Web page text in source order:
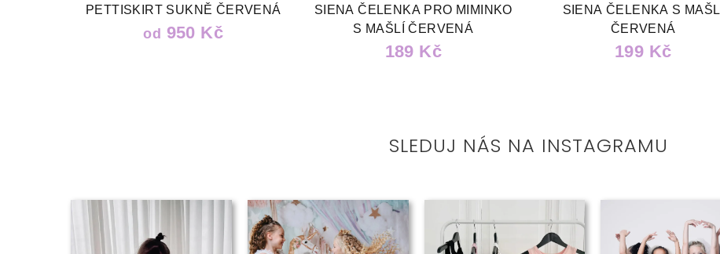
PETTISKIRT SUKNĚ ČERVENÁ
od 950 Kč
SIENA ČELENKA PRO MIMINKO
S MAŠLÍ ČERVENÁ
189 Kč
SIENA ČELENKA S MAŠLÍ
ČERVENÁ
199 Kč
SLEDUJ NÁS NA INSTAGRAMU